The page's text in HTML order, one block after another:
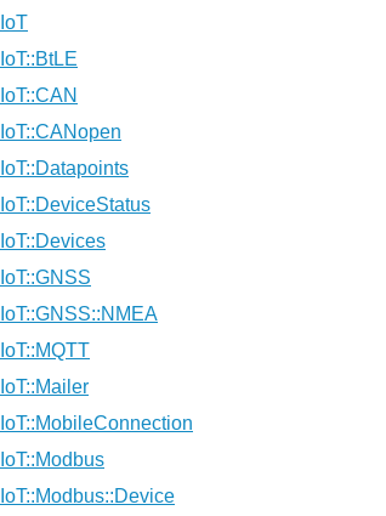
IoT
IoT::BtLE
IoT::CAN
IoT::CANopen
IoT::Datapoints
IoT::DeviceStatus
IoT::Devices
IoT::GNSS
IoT::GNSS::NMEA
IoT::MQTT
IoT::Mailer
IoT::MobileConnection
IoT::Modbus
IoT::Modbus::Device